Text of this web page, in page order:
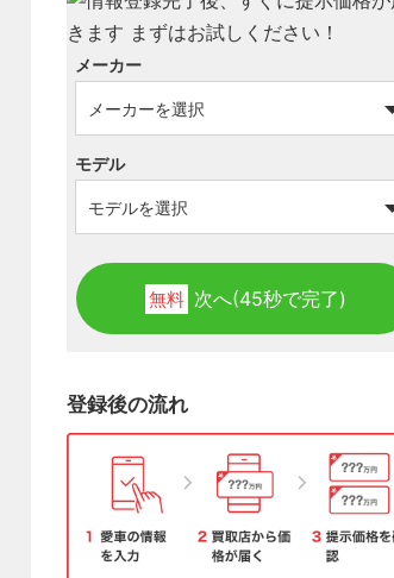
メーカー
モデル
無料 次へ(45秒で完了)
登録後の流れ